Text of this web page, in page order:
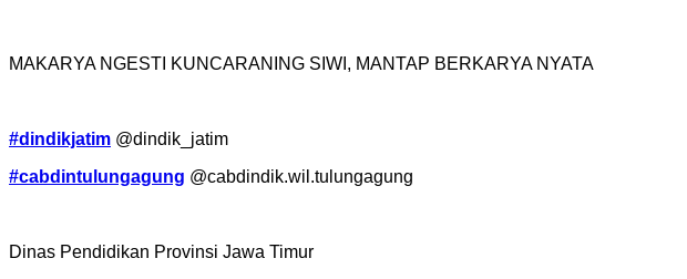
MAKARYA NGESTI KUNCARANING SIWI, MANTAP BERKARYA NYATA
#dindikjatim @dindik_jatim
#cabdintulungagung @cabdindik.wil.tulungagung
Dinas Pendidikan Provinsi Jawa Timur